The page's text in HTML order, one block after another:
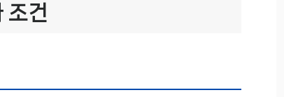
조건